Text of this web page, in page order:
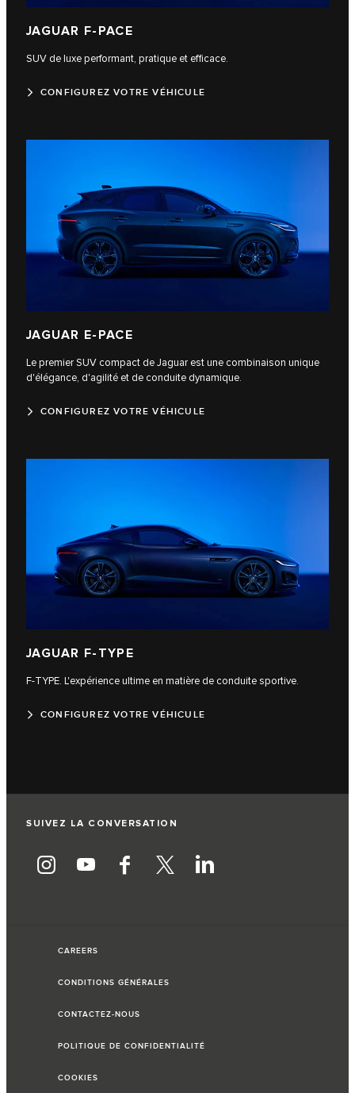
JAGUAR F-PACE
SUV de luxe performant, pratique et efficace.
CONFIGUREZ VOTRE VÉHICULE
JAGUAR E-PACE
Le premier SUV compact de Jaguar est une combinaison unique
d'élégance, d'agilité et de conduite dynamique.
CONFIGUREZ VOTRE VÉHICULE
JAGUAR F‑TYPE
F‑TYPE. L'expérience ultime en matière de conduite sportive.
CONFIGUREZ VOTRE VÉHICULE
SUIVEZ LA CONVERSATION
CAREERS
CONDITIONS GÉNÉRALES
CONTACTEZ-NOUS
POLITIQUE DE CONFIDENTIALITÉ
COOKIES